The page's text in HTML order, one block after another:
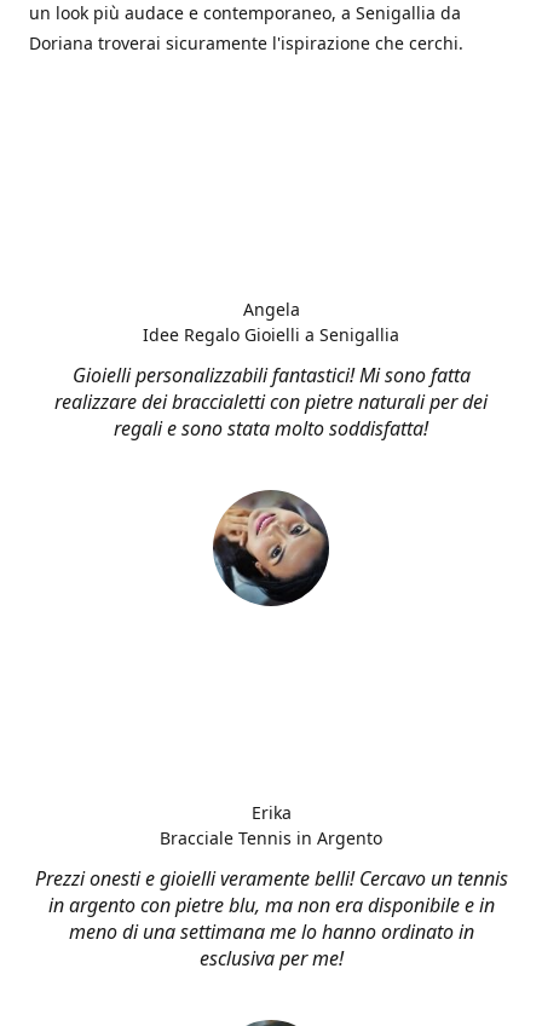
un look più audace e contemporaneo, a Senigallia da
Doriana troverai sicuramente l'ispirazione che cerchi.
Gioielli personalizzabili fantastici! Mi sono fatta
realizzare dei braccialetti con pietre naturali per dei
regali e sono stata molto soddisfatta!
Angela
Idee Regalo Gioielli a Senigallia
Prezzi onesti e gioielli veramente belli! Cercavo un tennis
in argento con pietre blu, ma non era disponibile e in
meno di una settimana me lo hanno ordinato in
esclusiva per me!
Erika
Bracciale Tennis in Argento